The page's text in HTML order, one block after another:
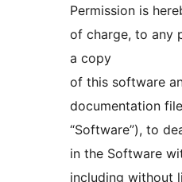
Permission is
of charge, to any
a copy
of this software
documentation
“Software”), to
in the Software
including without